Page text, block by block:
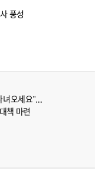
풍성
녀오세요”...
책 마련